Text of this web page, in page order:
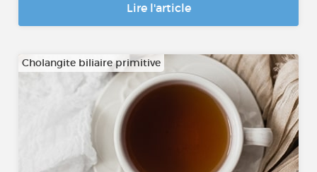
Lire l'article
Cholangite biliaire primitive